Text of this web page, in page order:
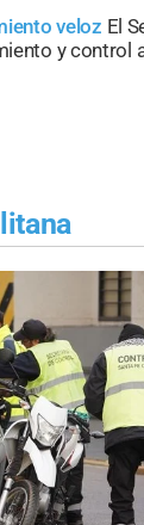
veloz El
y control